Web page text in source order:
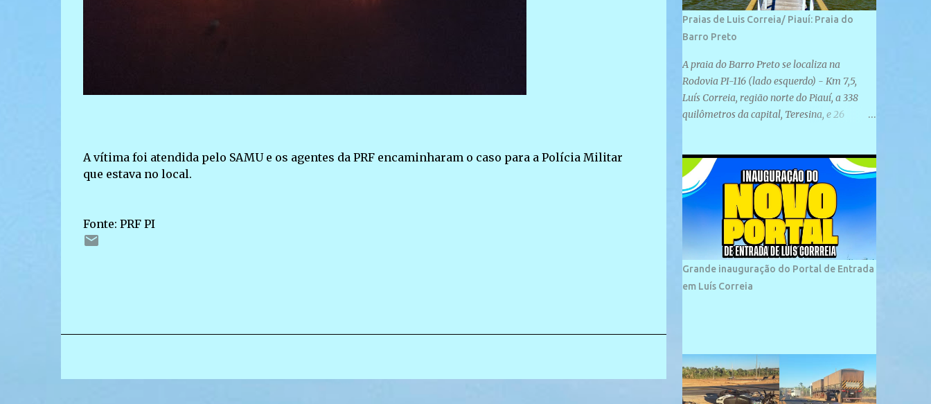
A vítima foi atendida pelo SAMU e os agentes da PRF encaminharam o caso para a Polícia Militar
que estava no local.
Fonte: PRF PI
Praias de Luis Correia/ Piauí: Praia do
Barro Preto
A praia do Barro Preto se localiza na
Rodovia PI-116 (lado esquerdo) - Km 7,5,
Luís Correia, região norte do Piauí, a 338
quilômetros da capital, Teresina, e 26
plana e retilínea na maior parte de sua
extensão, chegando a mais ou menos a 1,5
km de paisagens exuberantes. Possui ondas
suaves devido ao extensivo molhe de pedras
que não chegam a 2 metros de altura, não
apresentando dunas em seu espaço
geográfico. Não se sabe ao certo porque a
praia leva esse nome, e muitas das suas
vizinhos. O bairro onde se localiza a praia é
palco de amplos investimentos e projetos
grandiosos como hotéis, pousadas e
Grande inauguração do Portal de Entrada
em Luís Correia